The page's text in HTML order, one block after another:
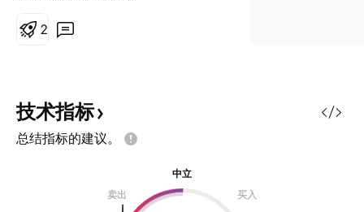
近，减半仓，推保护。 第二目标位
2
技术指标
总结指标的建议。
中立
卖出
买入